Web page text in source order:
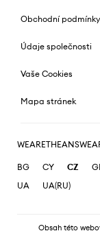
Obchodní podmínky
Údaje společnosti
Vaše Cookies
Mapa stránek
BG CY CZ
UA
UA(RU)
Obsah této